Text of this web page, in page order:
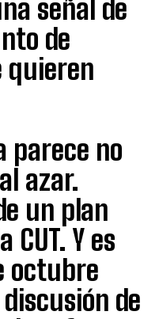
señal de
de
quieren
parece no
azar.
un plan
Y es
octubre
de